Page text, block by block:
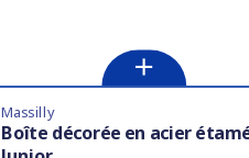
Massilly
Boîte décorée en acier